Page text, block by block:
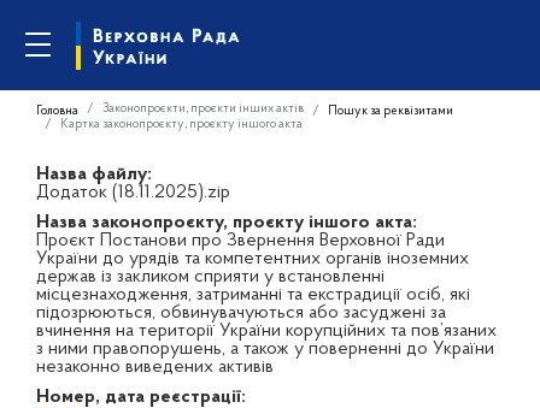
Головна Законопроєкти, проєкти інших актів
Пошук за реквізитами
Картка законопроєкту, проєкту іншого акта
Назва файлу:
Додаток (18.11.2025).zip
Назва законопроєкту, проєкту іншого акта:
Проєкт Постанови про Звернення Верховної Ради
України до урядів та компетентних органів іноземних
держав із закликом сприяти у встановленні
місцезнаходження, затриманні та екстрадиції осіб, які
підозрюються, обвинувачуються або засуджені за
вчинення на території України корупційних та пов’язаних
з ними правопорушень, а також у поверненні до України
незаконно виведених активів
Номер, дата реєстрації: